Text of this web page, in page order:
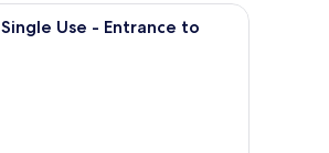
高級寢具、迷你吧、客房內保險箱、書桌
Use - Entrance to